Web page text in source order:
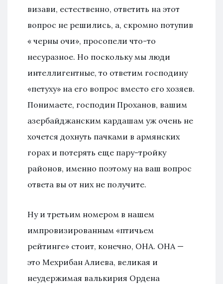
визави, естественно, ответить на этот
вопрос не решились, а, скромно потупив
« черны очи», просопели что-то
несуразное. Но поскольку мы люди
интеллигентные, то ответим господину
«петуху» на его вопрос вместо его хозяев.
Понимаете, господин Проханов, вашим
азербайджанским кардашам уж очень не
хочется дохнуть пачками в армянских
горах и потерять еще пару-тройку
районов, именно поэтому на ваш вопрос
ответа вы от них не получите.
Ну и третьим номером в нашем
импровизированным «птичьем
рейтинге» стоит, конечно, ОНА. ОНА —
это Мехрибан Алиева, великая и
неудержимая валькирия Ордена